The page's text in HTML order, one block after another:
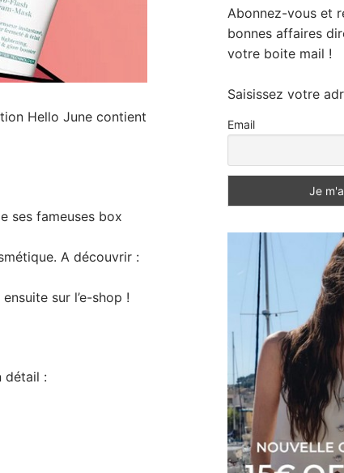
Hello June contient
ses fameuses box
A découvrir :
sur l’e-shop !
détail :
Abonnez-vous et
bonnes affaires
votre boite mail !
Saisissez votre
Email